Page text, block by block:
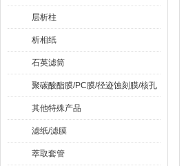
层析柱
析相纸
石英滤筒
聚碳酸酯膜/PC膜/径迹蚀刻膜/核孔
膜
其他特殊产品
滤纸/滤膜
萃取套管